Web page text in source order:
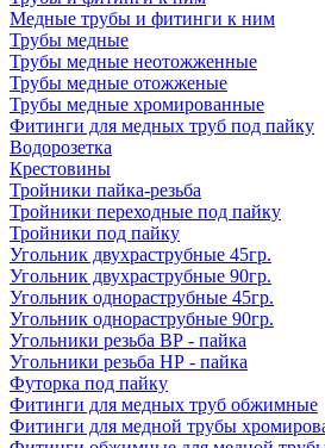
Медные трубы и фитинги к ним
Трубы медные
Трубы медные неотожженные
Трубы медные отожженые
Трубы медные хромированные
Фитинги для медных труб под пайку
Водорозетка
Крестовины
Тройники пайка-резьба
Тройники переходные под пайку
Тройники под пайку
Угольник двухраструбные 45гр.
Угольник двухраструбные 90гр.
Угольник однораструбные 45гр.
Угольник однораструбные 90гр.
Угольники резьба ВР - пайка
Угольники резьба НР - пайка
Футорка под пайку
Фитинги для медных труб обжимные
Фитинги для медной трубы